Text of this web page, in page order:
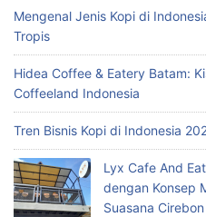
Mengenal Jenis Kopi di
Tropis
Hidea Coffee & Eatery Batam:
Coffeeland Indonesia
Tren Bisnis Kopi di Indonesia
Lyx Cafe And
dengan Konsep
Suasana